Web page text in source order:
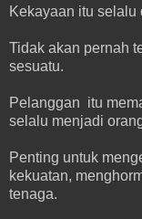
Kekayaan itu selalu
Tidak akan pernah
sesuatu.
Pelanggan itu
selalu menjadi
Penting untuk
kekuatan,
tenaga.